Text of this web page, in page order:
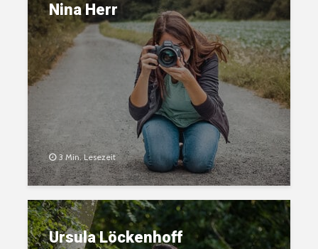
Nina Herr
3 Min. Lesezeit
Ursula Löckenhoff